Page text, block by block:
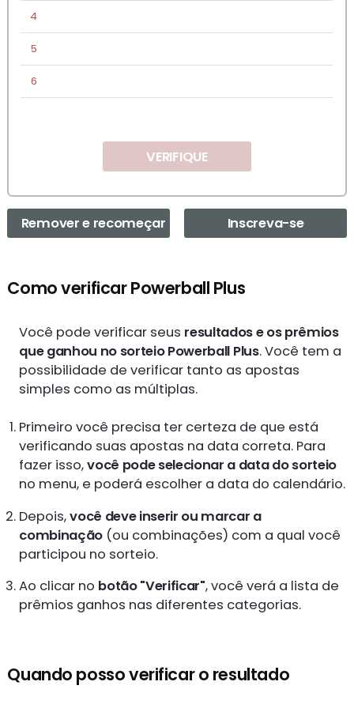
4
5
6
VERIFIQUE
Remover e recomeçar Inscreva-se
Como verificar Powerball Plus
Você pode verificar seus resultados e os prêmios
que ganhou no sorteio Powerball Plus. Você tem a
possibilidade de verificar tanto as apostas
simples como as múltiplas.
Primeiro você precisa ter certeza de que está
verificando suas apostas na data correta. Para
fazer isso,você pode selecionar a data do sorteio
no menu, e poderá escolher a data do calendário.
Depois,você deve inserir ou marcar a
combinação (ou combinações) com a qual você
participou no sorteio.
Ao clicar no botão "Verificar", você verá a lista de
prêmios ganhos nas diferentes categorias.
Quando posso verificar o resultado